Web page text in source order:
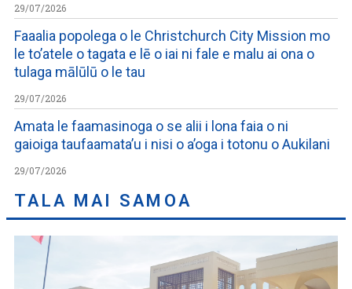
29/07/2026
Faaalia popolega o le Christchurch City Mission mo
le to’atele o tagata e lē o iai ni fale e malu ai ona o
tulaga mālūlū o le tau
29/07/2026
Amata le faamasinoga o se alii i lona faia o ni
gaioiga taufaamata’u i nisi o a’oga i totonu o Aukilani
29/07/2026
TALA MAI SAMOA